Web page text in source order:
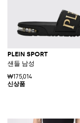
PLEIN SPORT
샌들 남성
₩175,014